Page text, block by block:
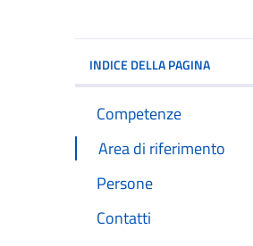
INDICE DELLA PAGINA
Competenze
Area di riferimento
Persone
Contatti